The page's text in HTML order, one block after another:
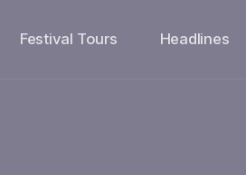
Festival Tours Headlines